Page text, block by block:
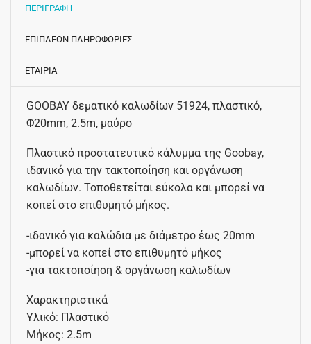
ΠΕΡΙΓΡΑΦΗ
ΕΠΙΠΛΕΟΝ ΠΛΗΡΟΦΟΡΙΕΣ
ΕΤΑΙΡΙΑ
GOOBAY δεματικό καλωδίων 51924, πλαστικό,
Φ20mm, 2.5m, μαύρο
Πλαστικό προστατευτικό κάλυμμα της Goobay,
ιδανικό για την τακτοποίηση και οργάνωση
καλωδίων. Τοποθετείται εύκολα και μπορεί να
κοπεί στο επιθυμητό μήκος.
-ιδανικό για καλώδια με διάμετρο έως 20mm
-μπορεί να κοπεί στο επιθυμητό μήκος
-για τακτοποίηση & οργάνωση καλωδίων
Χαρακτηριστικά
Υλικό: Πλαστικό
Μήκος: 2.5m